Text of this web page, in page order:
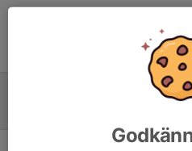
Endast kallade kunde anmäla sig till
Logga